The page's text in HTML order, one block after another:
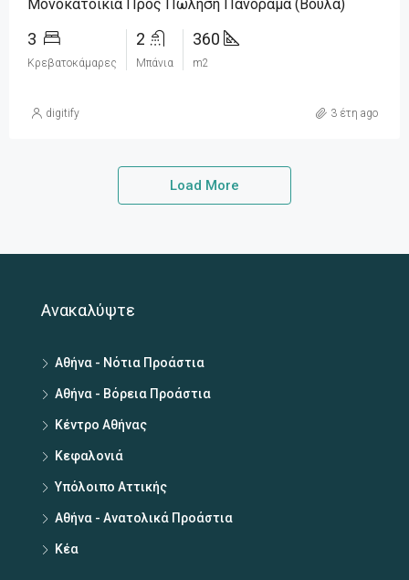
Μονοκατοικία Προς Πώληση Πανόραμα (Βούλα)
3
Κρεβατοκάμαρες
2
Μπάνια
360
m2
digitify 3 έτη ago
Load More
Ανακαλύψτε
Αθήνα - Νότια Προάστια
Αθήνα - Βόρεια Προάστια
Κέντρο Αθήνας
Κεφαλονιά
Υπόλοιπο Αττικής
Αθήνα - Ανατολικά Προάστια
Κέα